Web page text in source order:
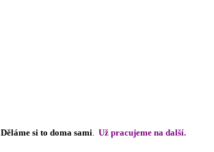
Děláme si to doma sami. Už pracujeme na další.